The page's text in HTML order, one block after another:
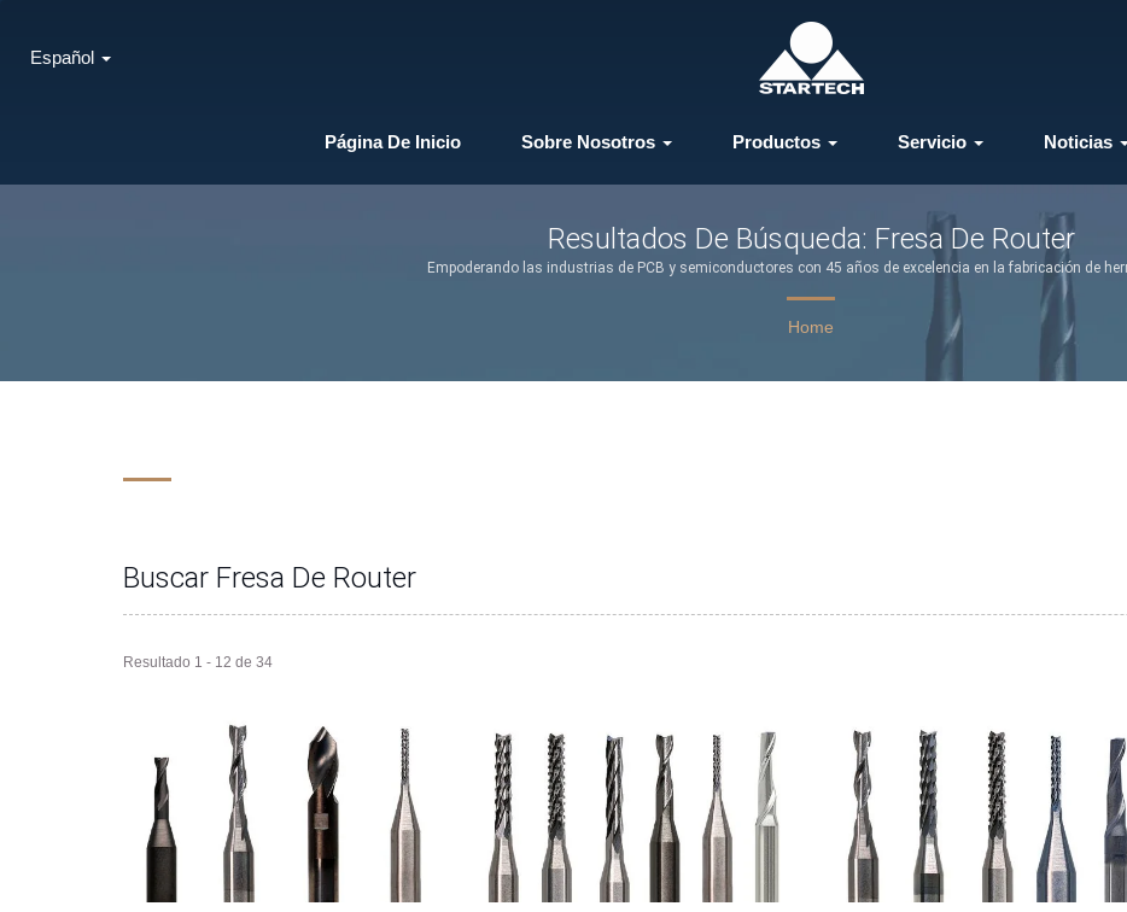
Página De Inicio Sobre Nosotros Productos Servicio Noticias
Español
Resultados De Búsqueda: Fresa De Router
Empoderando las industrias de PCB y semiconductores con 45 años de excelencia en la fabricación de
Home
Buscar Fresa De Router
Resultado 1 - 12 de 34